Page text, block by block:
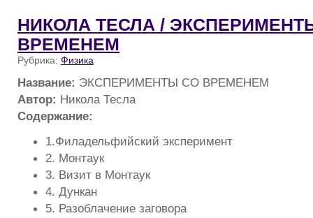
НИКОЛА ТЕСЛА /
ВРЕМЕНЕМ
Рубрика: Физика
Название: ЭКСПЕРИМЕНТЫ СО ВРЕМЕНЕМ
Автор: Никола Тесла
Содержание:
1.Филадельфийский эксперимент
2. Монтаук
3. Визит в Монтаук
4. Дункан
5. Разоблачение заговора